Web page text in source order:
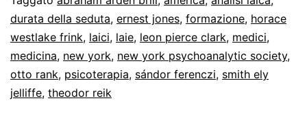
in
America
durata della seduta, ernest jones, formazione, horace
westlake frink, laici, laie, leon pierce clark, medici,
medicina, new york, new york psychoanalytic society,
otto rank, psicoterapia, sándor ferenczi, smith ely
jelliffe, theodor reik